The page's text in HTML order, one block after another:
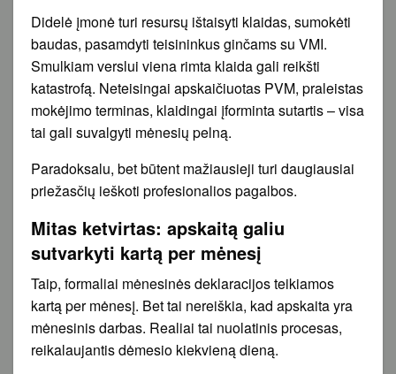
Didelė įmonė turi resursų ištaisyti klaidas, sumokėti
baudas, pasamdyti teisininkus ginčams su VMI.
Smulkiam verslui viena rimta klaida gali reikšti
katastrofą. Neteisingai apskaičiuotas PVM, praleistas
mokėjimo terminas, klaidingai įforminta sutartis – visa
tai gali suvalgyti mėnesių pelną.
Paradoksalu, bet būtent mažiausieji turi daugiausiai
priežasčių ieškoti profesionalios pagalbos.
Mitas ketvirtas: apskaitą galiu
sutvarkyti kartą per mėnesį
Taip, formaliai mėnesinės deklaracijos teikiamos
kartą per mėnesį. Bet tai nereiškia, kad apskaita yra
mėnesinis darbas. Realiai tai nuolatinis procesas,
reikalaujantis dėmesio kiekvieną dieną.